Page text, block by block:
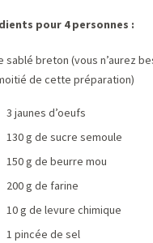
pour 4 personnes :
sablé breton (vous n’aurez
de cette préparation)
3 jaunes d’oeufs
130 g de sucre semoule
150 g de beurre mou
200 g de farine
10 g de levure chimique
1 pincée de sel